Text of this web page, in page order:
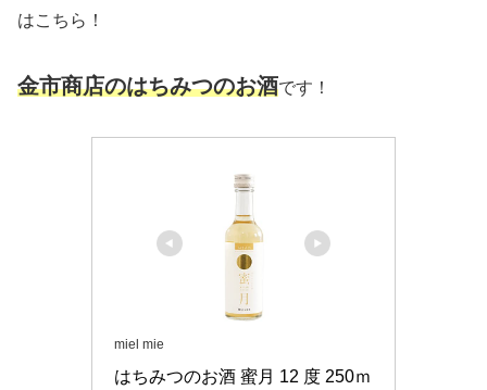
はこちら！
金市商店のはちみつのお酒です！
miel mie
はちみつのお酒 蜜月 12 度 250ｍ